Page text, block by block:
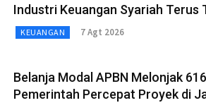
Industri Keuangan Syariah Terus
KEUANGAN 7 Agt 2026
Belanja Modal APBN Melonjak
Pemerintah Percepat Proyek di